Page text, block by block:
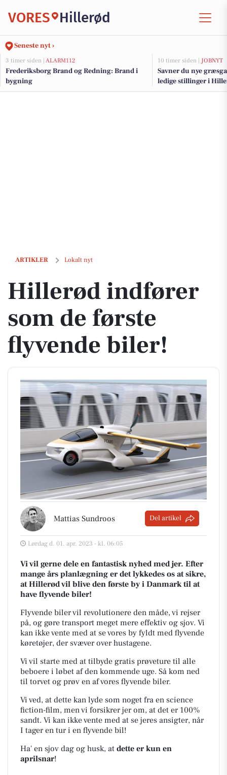
VORES Hillerød
Seneste nyt ›
3 timer siden | ALARM112
Frederiksborg Brand og Redning: Brand i
bygning
10 timer siden | JOBNYT
Savner du nye
ledige stillinger i
ARTIKLER Lokalt nyt
Hillerød indfører som de første flyvende biler!
Hillerød indfører
som de første
flyvende biler!
Mattias Sundroos Del artikel
Lørdag d. 01. apr. 2023 - kl. 06:05
Vi vil gerne dele en fantastisk nyhed med jer. Efter
mange års planlægning er det lykkedes os at sikre,
at Hillerød vil blive den første by i Danmark til at
have flyvende biler!
Flyvende biler vil revolutionere den måde, vi rejser
på, og gøre transport meget mere effektiv og sjov. Vi
kan ikke vente med at se vores by fyldt med flyvende
køretøjer, der svæver over hustagene.
Vi vil starte med at tilbyde gratis prøveture til alle
beboere i løbet af den kommende uge. Så kom ned
til torvet og prøv en af vores flyvende biler.
Vi ved, at dette kan lyde som noget fra en science
fiction-film, men vi forsikrer jer om, at det er 100%
sandt. Vi kan ikke vente med at se jeres ansigter, når
I tager en tur i en flyvende bil!
Ha' en sjov dag og husk, at dette er kun en
aprilsnar!